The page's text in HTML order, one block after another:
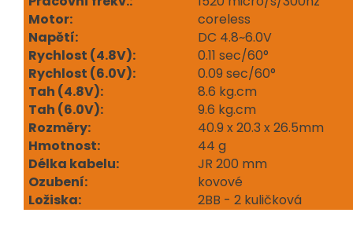
Motor:
coreless
Napětí:
DC 4.8~6.0V
Rychlost (4.8V):
0.11 sec/60°
Rychlost (6.0V):
0.09 sec/60°
Tah (4.8V):
8.6 kg.cm
Tah (6.0V):
9.6 kg.cm
Rozměry:
40.9 x 20.3 x 26.5mm
Hmotnost:
44 g
Délka kabelu:
JR 200 mm
Ozubení:
kovové
Ložiska: 2BB - 2 kuličková